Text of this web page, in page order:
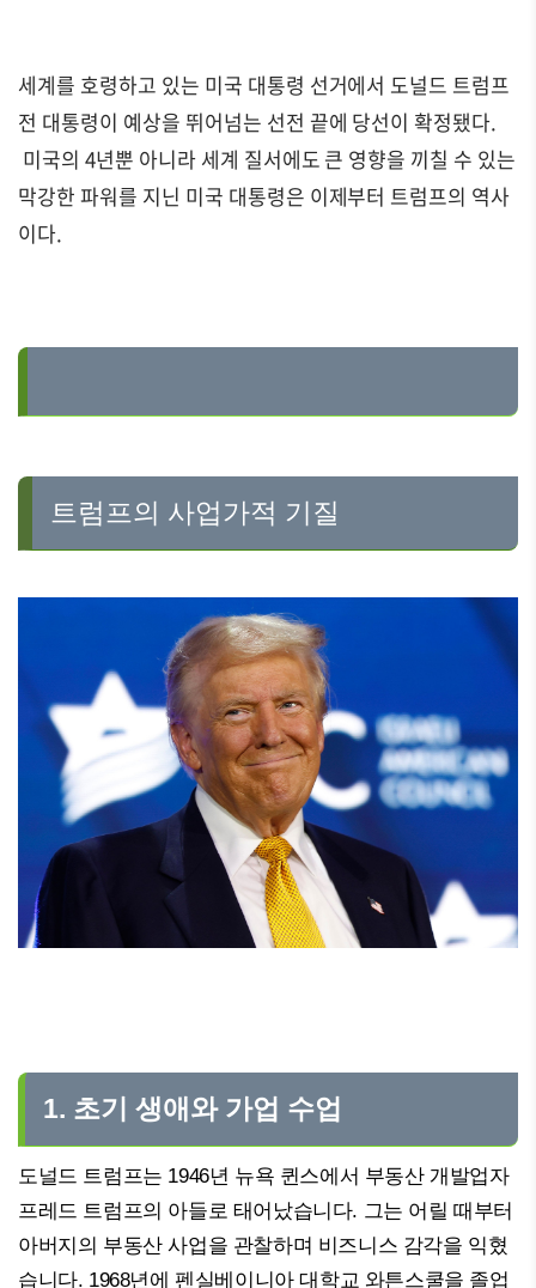
세계를 호령하고 있는 미국 대통령 선거에서 도널드 트럼프
전 대통령이 예상을 뛰어넘는 선전 끝에 당선이 확정됐다.
미국의 4년뿐 아니라 세계 질서에도 큰 영향을 끼칠 수 있는
막강한 파워를 지닌 미국 대통령은 이제부터 트럼프의 역사
이다.
트럼프의 사업가적 기질
1. 초기 생애와 가업 수업
도널드 트럼프는 1946년 뉴욕 퀸스에서 부동산 개발업자
프레드 트럼프의 아들로 태어났습니다. 그는 어릴 때부터
아버지의 부동산 사업을 관찰하며 비즈니스 감각을 익혔
습니다. 1968년에 펜실베이니아 대학교 와튼스쿨을 졸업